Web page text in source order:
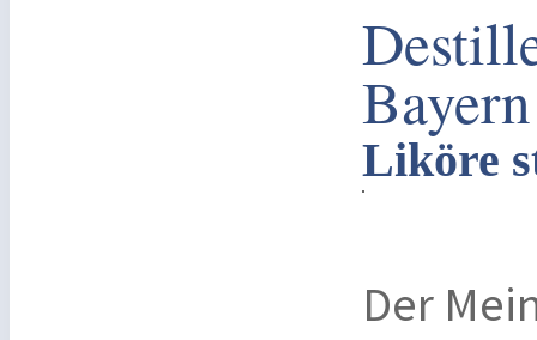
Bayern
Liköre
Der